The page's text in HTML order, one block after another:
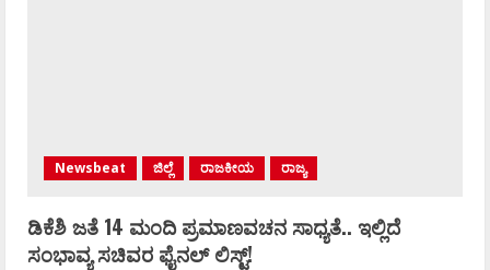
Newsbeat ಜಿಲ್ಲೆ ರಾಜಕೀಯ ರಾಜ್ಯ
ಡಿಕೆಶಿ ಜತೆ 14 ಮಂದಿ ಪ್ರಮಾಣವಚನ ಸಾಧ್ಯತೆ.. ಇಲ್ಲಿದೆ
ಸಂಭಾವ್ಯ ಸಚಿವರ ಫೈನಲ್ ಲಿಸ್ಟ್‌!